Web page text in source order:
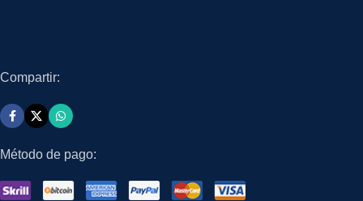
Compartir:
Método de pago: